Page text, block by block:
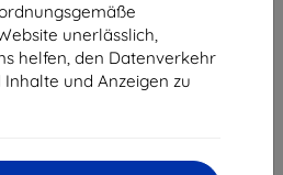
unerlässlich,
helfen, den Datenverkehr
und Anzeigen zu